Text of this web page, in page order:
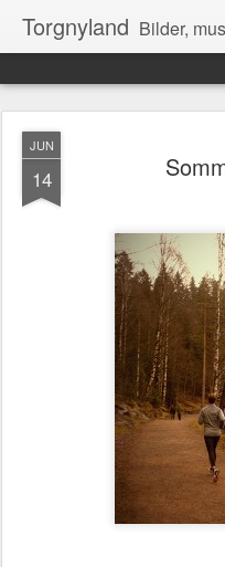
Torgnyland Bilder,
JUN
14